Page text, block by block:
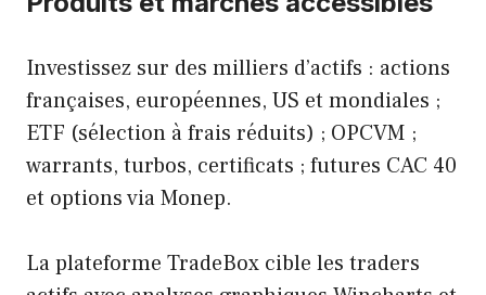
Investissez sur des milliers d’actifs : actions
françaises, européennes, US et mondiales ;
ETF (sélection à frais réduits) ; OPCVM ;
warrants, turbos, certificats ; futures CAC 40
et options via Monep.
La plateforme TradeBox cible les traders